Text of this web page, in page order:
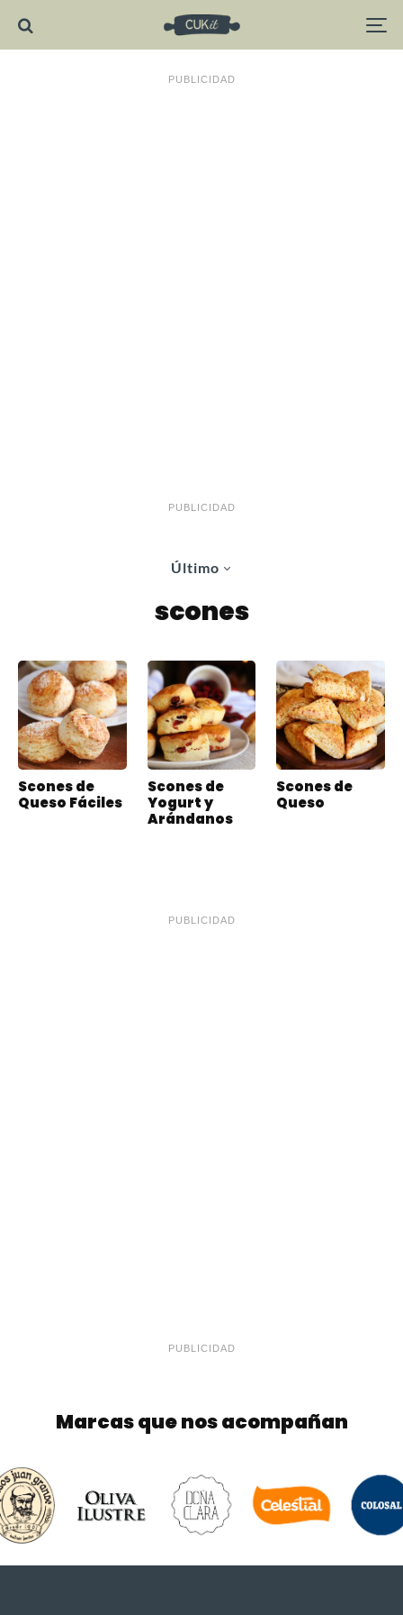
PUBLICIDAD
PUBLICIDAD
Último
scones
Scones de
Queso Fáciles
Scones de
Yogurt y
Arándanos
Scones de
Queso
PUBLICIDAD
PUBLICIDAD
Marcas que nos acompañan